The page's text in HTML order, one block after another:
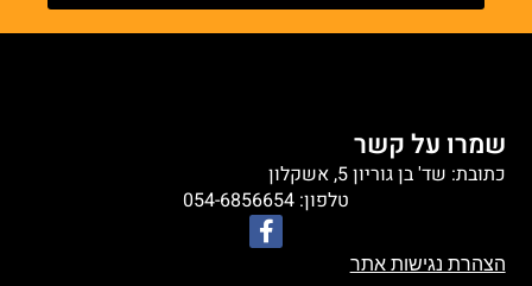
שמרו על קשר
כתובת: שד' בן גוריון 5, אשקלון
טלפון: 054-6856654
הצהרת נגישות אתר